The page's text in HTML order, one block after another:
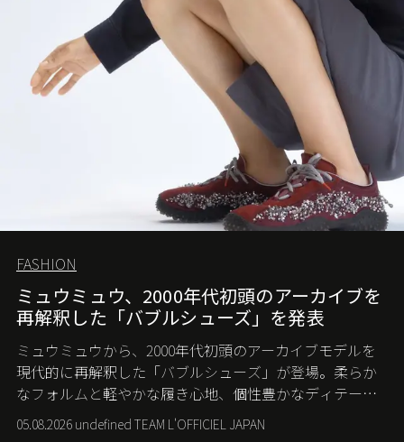
FASHION
ミュウミュウ、2000年代初頭のアーカイブを
再解釈した「バブルシューズ」を発表
ミュウミュウから、2000年代初頭のアーカイブモデルを
現代的に再解釈した「バブルシューズ」が登場。柔らか
なフォルムと軽やかな履き心地、個性豊かなディテール
が、スポーツウェアの美学に新たな表情を添える。
05.08.2026 undefined TEAM L'OFFICIEL JAPAN